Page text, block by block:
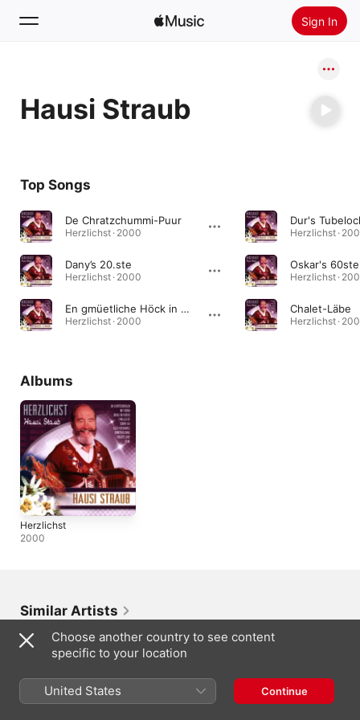
Sign In
Home
Radio
Hausi Straub
Top Songs
De Chratzchummi-Puur
Herzlichst · 2000
Dany’s 20.ste
Herzlichst · 2000
En gmüetliche Höck in Welschenrohr
Herzlichst · 2000
Dur's
Herzlichst ·
Herzlichst ·
Chalet-Läbe
Herzlichst ·
Albums
Herzlichst
2000
Similar Artists
Choose another country to see content
specific to your location
United States Continue